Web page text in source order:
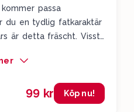
passa
du en tydlig fatkaraktär
är detta fräscht. Visst
inslag av
balanseras upp av den
allt ihop kommer sitta
99 kr Köp nu!